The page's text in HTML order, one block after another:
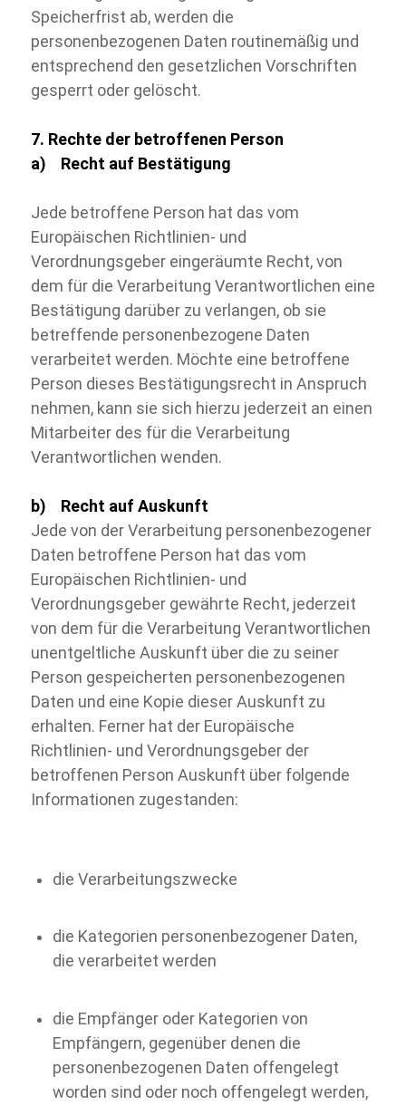
Speicherfrist ab, werden die
personenbezogenen Daten routinemäßig und
entsprechend den gesetzlichen Vorschriften
gesperrt oder gelöscht.
7. Rechte der betroffenen Person
a) Recht auf Bestätigung
Jede betroffene Person hat das vom
Europäischen Richtlinien- und
Verordnungsgeber eingeräumte Recht, von
dem für die Verarbeitung Verantwortlichen eine
Bestätigung darüber zu verlangen, ob sie
betreffende personenbezogene Daten
verarbeitet werden. Möchte eine betroffene
Person dieses Bestätigungsrecht in Anspruch
nehmen, kann sie sich hierzu jederzeit an einen
Mitarbeiter des für die Verarbeitung
Verantwortlichen wenden.
b) Recht auf Auskunft
Jede von der Verarbeitung personenbezogener
Daten betroffene Person hat das vom
Europäischen Richtlinien- und
Verordnungsgeber gewährte Recht, jederzeit
von dem für die Verarbeitung Verantwortlichen
unentgeltliche Auskunft über die zu seiner
Person gespeicherten personenbezogenen
Daten und eine Kopie dieser Auskunft zu
erhalten. Ferner hat der Europäische
Richtlinien- und Verordnungsgeber der
betroffenen Person Auskunft über folgende
Informationen zugestanden:
die Verarbeitungszwecke
die Kategorien personenbezogener Daten,
die verarbeitet werden
die Empfänger oder Kategorien von
Empfängern, gegenüber denen die
personenbezogenen Daten offengelegt
worden sind oder noch offengelegt werden,